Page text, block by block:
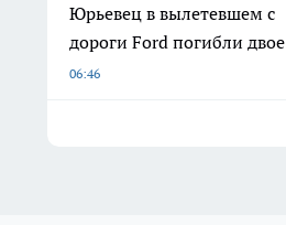
Юрьевец в вылетевшем с
дороги Ford погибли двое
06:46